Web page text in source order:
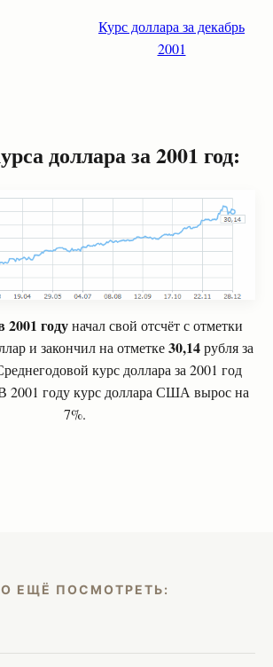
Курс доллара за декабрь
2001
доллара за 2001 год:
2001 годуначал свой отсчёт с отметки
и закончил на отметке30,14рубля за
курс доллара за 2001 год
2001 году курс доллара США вырос на
7%.
ЕЩЁ ПОСМОТРЕТЬ: